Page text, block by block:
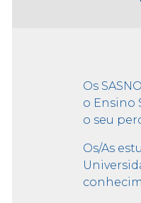
Os
o Ensino
o seu
Os/As